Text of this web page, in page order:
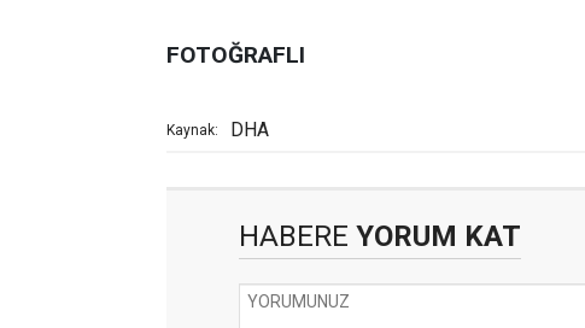
FOTOĞRAFLI
Kaynak: DHA
HABERE YORUM KAT